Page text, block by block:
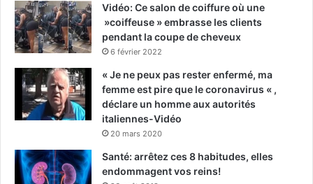
Vidéo: Ce salon de coiffure où une
»coiffeuse » embrasse les clients
pendant la coupe de cheveux
6 février 2022
« Je ne peux pas rester enfermé, ma
femme est pire que le coronavirus « ,
déclare un homme aux autorités
italiennes-Vidéo
20 mars 2020
Santé: arrêtez ces 8 habitudes, elles
endommagent vos reins!